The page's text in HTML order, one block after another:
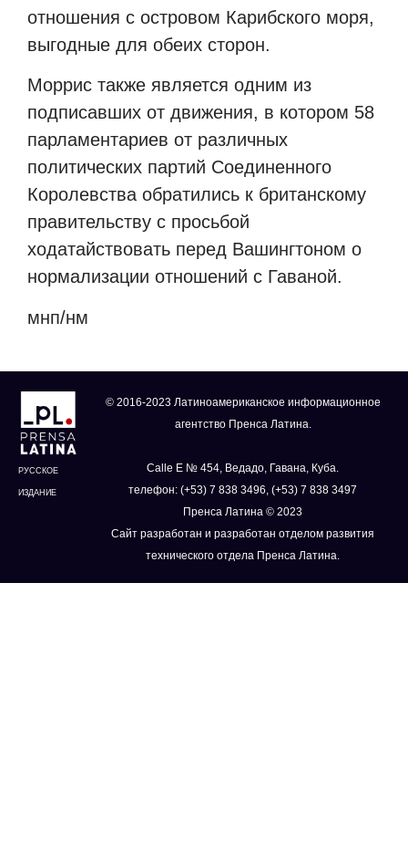
отношения с островом Карибского моря,
выгодные для обеих сторон.
Моррис также является одним из
подписавших от движения, в котором 58
парламентариев от различных
политических партий Соединенного
Королевства обратились к британскому
правительству с просьбой
ходатайствовать перед Вашингтоном о
нормализации отношений с Гаваной.
мнп/нм
РУССКОЕ
ИЗДАНИЕ
© 2016-2023 Латиноамериканское информационное
агентство Пренса Латина.
Calle E № 454, Ведадо, Гавана, Куба.
телефон: (+53) 7 838 3496, (+53) 7 838 3497
Пренса Латина © 2023
Сайт разработан и разработан отделом развития
технического отдела Пренса Латина.